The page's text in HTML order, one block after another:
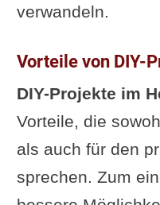
viele Ideen
kalte
Anleitung
Vorteile
verwandeln.
Vorteile von DIY-
DIY-Projekte im
Vorteile, die
als auch für den
sprechen. Zum